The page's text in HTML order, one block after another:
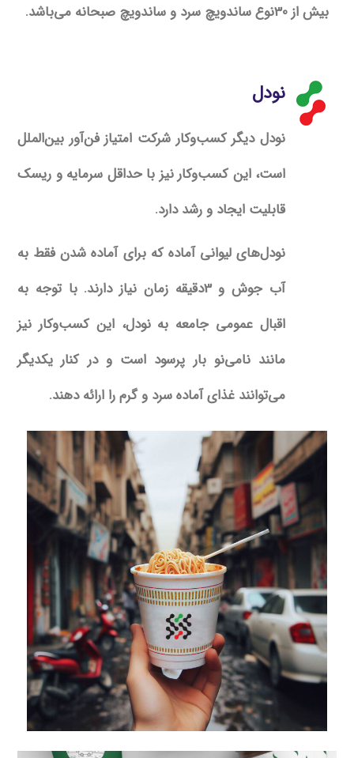
بیش از 30نوع ساندویچ سرد و ساندویچ صبحانه می‌باشد.
نودل
نودل دیگر کسب‌وکار شرکت امتیاز فن‌آور بین‌الملل
است،این کسب‌وکار نیز با حداقل سرمایه و ریسک
قابلیت ایجاد و رشد دارد.
نودل‌های لیوانی آماده که برای آماده شدن فقط به
آب جوش
و 3دقیقه زمان نیاز دارند. با توجه به
اقبال عمومی جامعه به نودل، این کسب‌وکار نیز
مانند نامی‌نو بار پرسود است و درکنار یکدیگر
می‌توانند غذای آماده سرد و گرم را ارائه دهند.